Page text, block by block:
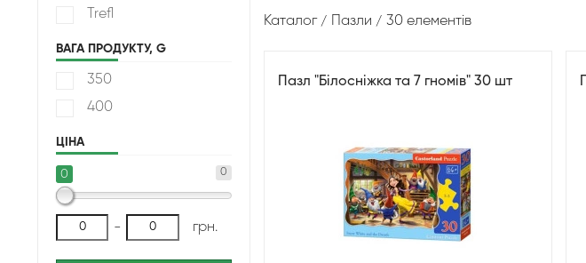
Trefl
ВАГА ПРОДУКТУ, G
350
400
ЦІНА
0
0
- грн.
Каталог Пазли 30 елементів
Пазл "Білосніжка та 7 гномів" 30 шт